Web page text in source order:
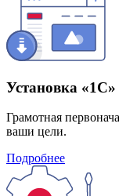
Установка «1С»
Грамотная
ваши цели.
Подробнее